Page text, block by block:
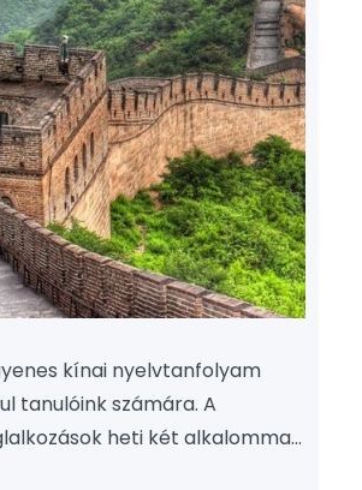
Az étkezőhelyen a
kínai nyelvtanfolyam
tanulóink számára. A
heti két alkalommal,